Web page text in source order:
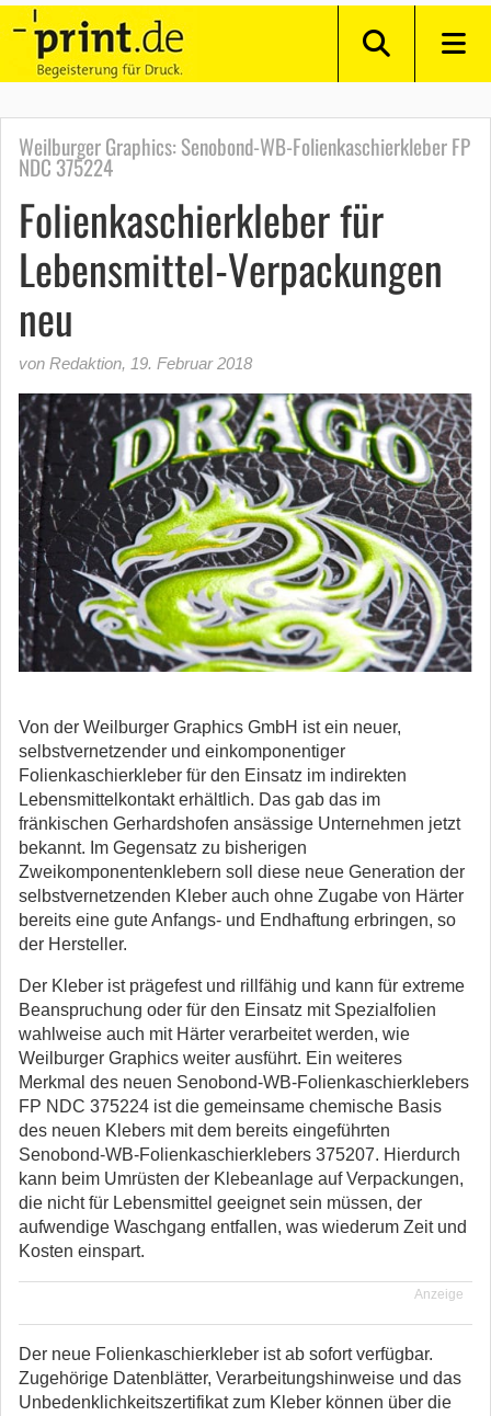
Weilburger Graphics: Senobond-WB-Folienkaschierkleber FP
NDC 375224
Folienkaschierkleber für
Lebensmittel-Verpackungen
neu
von Redaktion, 19. Februar 2018
Von der Weilburger Graphics GmbH ist ein neuer,
selbstvernetzender und einkomponentiger
Folienkaschierkleber für den Einsatz im indirekten
Lebensmittelkontakt erhältlich. Das gab das im
fränkischen Gerhardshofen ansässige Unternehmen jetzt
bekannt. Im Gegensatz zu bisherigen
Zweikomponentenklebern soll diese neue Generation der
selbstvernetzenden Kleber auch ohne Zugabe von Härter
bereits eine gute Anfangs- und Endhaftung erbringen, so
der Hersteller.
Der Kleber ist prägefest und rillfähig und kann für extreme
Beanspruchung oder für den Einsatz mit Spezialfolien
wahlweise auch mit Härter verarbeitet werden, wie
Weilburger Graphics weiter ausführt. Ein weiteres
Merkmal des neuen Senobond-WB-Folienkaschierklebers
FP NDC 375224 ist die gemeinsame chemische Basis
des neuen Klebers mit dem bereits eingeführten
Senobond-WB-Folienkaschierklebers 375207. Hierdurch
kann beim Umrüsten der Klebeanlage auf Verpackungen,
die nicht für Lebensmittel geeignet sein müssen, der
aufwendige Waschgang entfallen, was wiederum Zeit und
Kosten einspart.
Anzeige
Der neue Folienkaschierkleber ist ab sofort verfügbar.
Zugehörige Datenblätter, Verarbeitungshinweise und das
Unbedenklichkeitszertifikat zum Kleber können über die